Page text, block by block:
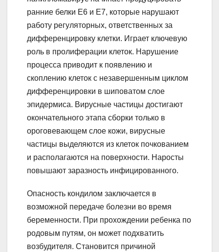
ранние белки Е6 и Е7, которые нарушают
работу регуляторных, ответственных за
дифференцировку клетки. Играет ключевую
роль в пролиферации клеток. Нарушение
процесса приводит к появлению и
скоплению клеток с незавершенным циклом
дифференцировки в шиповатом слое
эпидермиса. Вирусные частицы достигают
окончательного этапа сборки только в
ороговевающем слое кожи, вирусные
частицы выделяются из клеток почкованием
и располагаются на поверхности. Наросты
повышают заразность инфицированного.
Опасность кондилом заключается в
возможной передаче болезни во время
беременности. При прохождении ребенка по
родовым путям, он может подхватить
возбудителя. Становится причиной